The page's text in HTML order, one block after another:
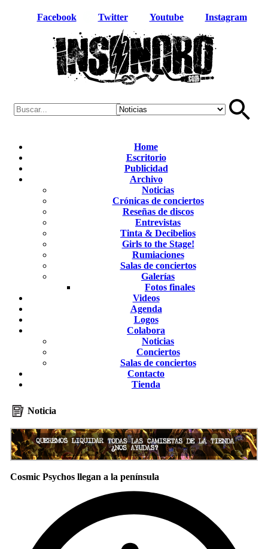
Facebook Twitter Youtube Instagram
Home
Escritorio
Publicidad
Archivo
Noticias
Crónicas de conciertos
Reseñas de discos
Entrevistas
Tinta & Decibelios
Girls to the Stage!
Rumiaciones
Salas de conciertos
Galerías
Fotos finales
Videos
Agenda
Logos
Colabora
Noticias
Conciertos
Salas de conciertos
Contacto
Tienda
Noticia
Cosmic Psychos llegan a la península